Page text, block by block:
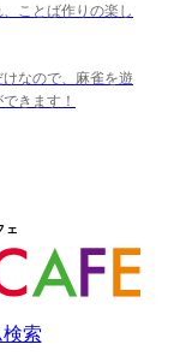
ことば作りの楽し
なので、麻雀を遊
きます！
ェ
索